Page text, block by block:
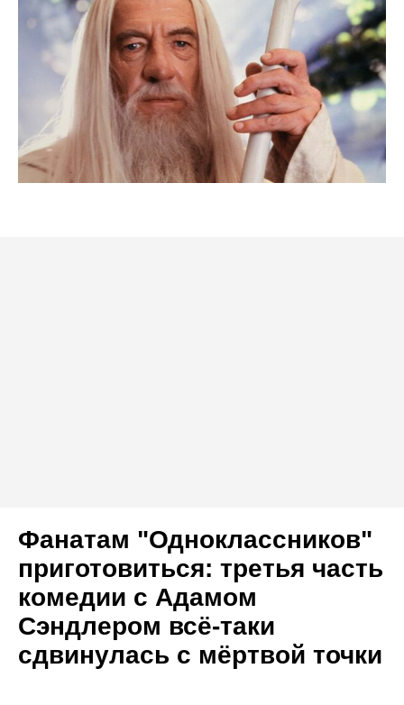
Фанатам "Одноклассников"
приготовиться: третья часть
комедии с Адамом
Сэндлером всё-таки
сдвинулась с мёртвой точки